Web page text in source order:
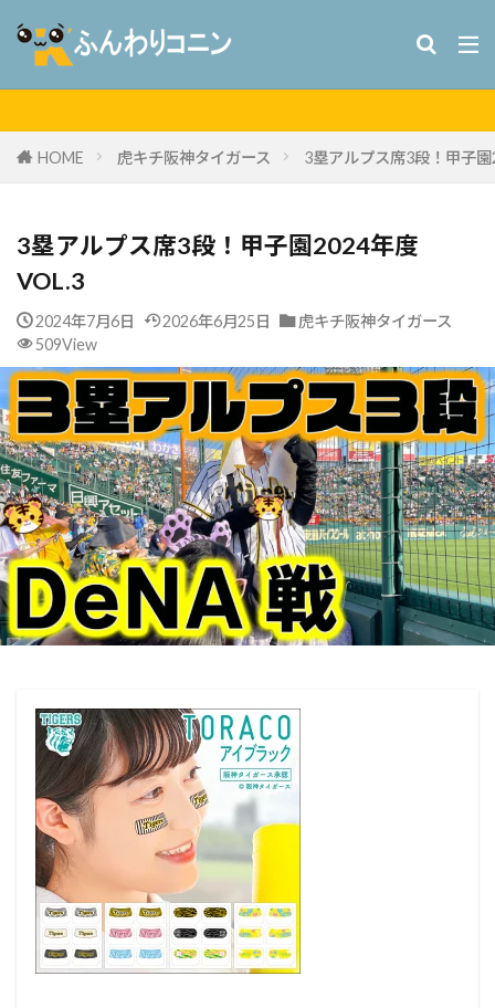
HOME 虎キチ阪神タイガース 3塁アルプス席3段！甲子
3塁アルプス席3段！甲子園2024年度
VOL.3
2024年7月6日 2026年6月25日
虎キチ阪神タイガース
509View